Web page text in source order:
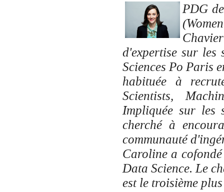
PDG
d'expertise sur les
Sciences Po Paris
habituée à
Scientists,
Impliquée sur les
cherché à
communauté
Caroline a
Data Science. Le
est le troisième